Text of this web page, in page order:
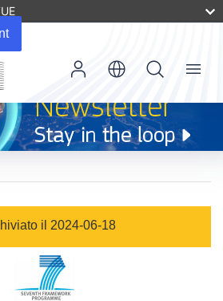
Menu
il 2024-06-18